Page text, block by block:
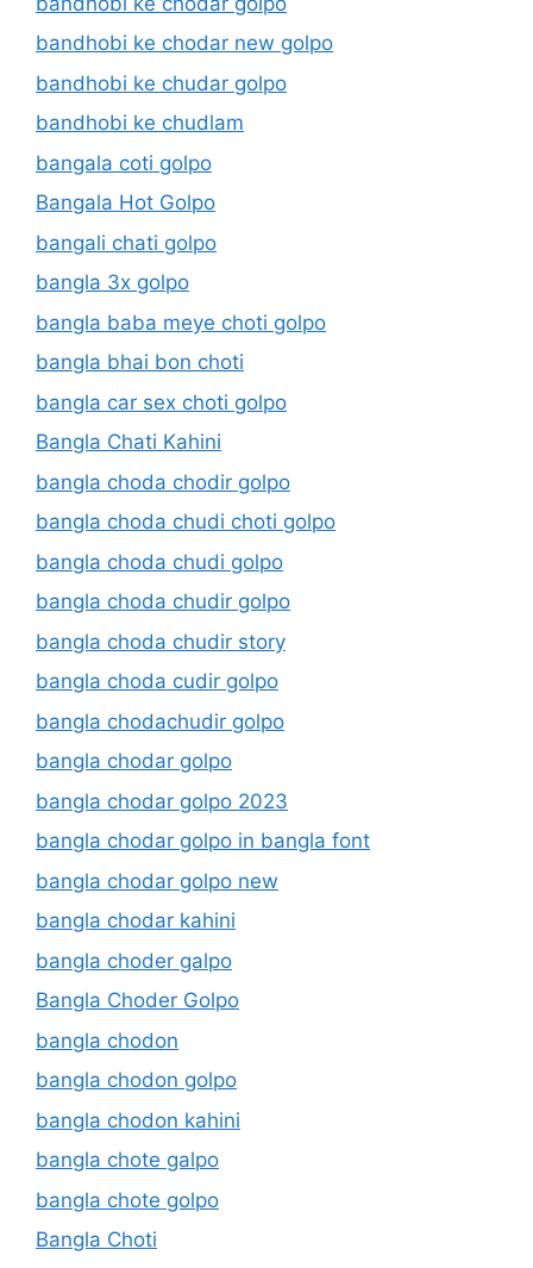
bandhobi ke chodar new golpo
bandhobi ke chudar golpo
bandhobi ke chudlam
bangala coti golpo
Bangala Hot Golpo
bangali chati golpo
bangla 3x golpo
bangla baba meye choti golpo
bangla bhai bon choti
bangla car sex choti golpo
Bangla Chati Kahini
bangla choda chodir golpo
bangla choda chudi choti golpo
bangla choda chudi golpo
bangla choda chudir golpo
bangla choda chudir story
bangla choda cudir golpo
bangla chodachudir golpo
bangla chodar golpo
bangla chodar golpo 2023
bangla chodar golpo in bangla font
bangla chodar golpo new
bangla chodar kahini
bangla choder galpo
Bangla Choder Golpo
bangla chodon
bangla chodon golpo
bangla chodon kahini
bangla chote galpo
bangla chote golpo
Bangla Choti